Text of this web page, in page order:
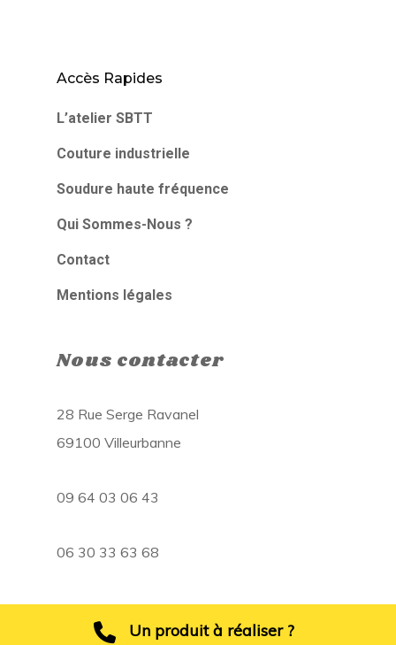
Un produit à réaliser ?
Accès Rapides
L’atelier SBTT
Couture industrielle
Soudure haute fréquence
Qui Sommes-Nous ?
Contact
Mentions légales
Nous contacter
28 Rue Serge Ravanel
69100 Villeurbanne
09 64 03 06 43
06 30 33 63 68